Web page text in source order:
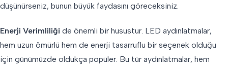
düşünürseniz, bunun büyük faydasını göreceksiniz.
Enerji Verimliliği de önemli bir husustur. LED aydınlatmalar,
hem uzun ömürlü hem de enerji tasarruflu bir seçenek olduğu
için günümüzde oldukça popüler. Bu tür aydınlatmalar, hem